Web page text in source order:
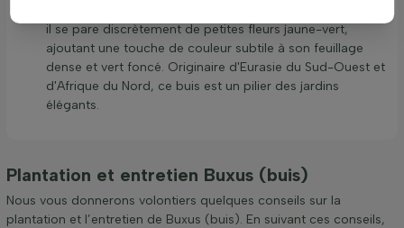
il se pare discrètement de petites fleurs jaune-vert,
ajoutant une touche de couleur subtile à son feuillage
dense et vert foncé. Originaire d'Eurasie du Sud-Ouest et
d'Afrique du Nord, ce buis est un pilier des jardins
élégants.
Plantation et entretien Buxus (buis)
Nous vous donnerons volontiers quelques conseils sur la
plantation et l’entretien de Buxus (buis). En suivant ces conseils,